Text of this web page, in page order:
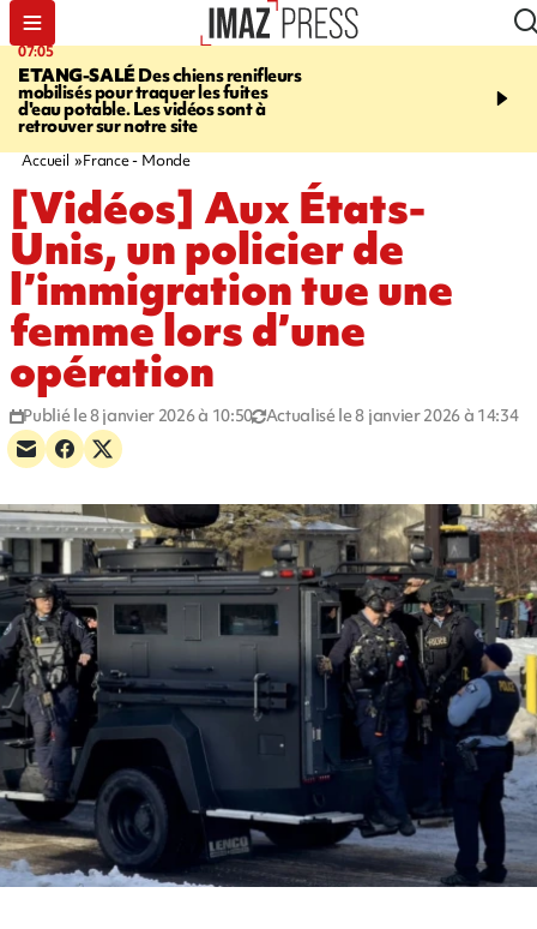
07:05
ETANG-SALÉDes chiens renifleurs
mobilisés pour traquer les fuites
d'eau potable. Les vidéos sont à
retrouver sur notre site
09:53
CATASTROPHIQUE
sécheresse, incendies -
Accueil France - Monde
[Vidéos] Aux États-
Unis, un policier de
l’immigration tue une
femme lors d’une
opération
Publié le 8 janvier 2026 à 10:50 Actualisé le 8 janvier 2026 à 14:34